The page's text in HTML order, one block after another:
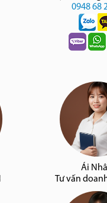
0948 68
Ái
Tư vấn